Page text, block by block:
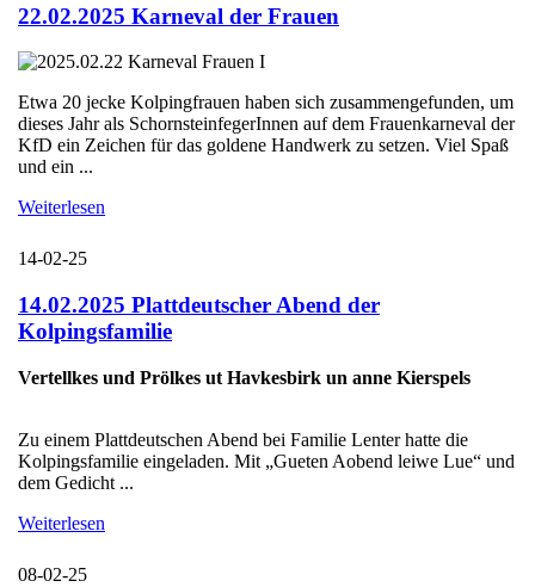
22.02.2025 Karneval der Frauen
Etwa 20 jecke Kolpingfrauen haben sich zusammengefunden, um
dieses Jahr als SchornsteinfegerInnen auf dem Frauenkarneval der
KfD ein Zeichen für das goldene Handwerk zu setzen. Viel Spaß
und ein ...
Weiterlesen
14-02-25
14.02.2025 Plattdeutscher Abend der
Kolpingsfamilie
Vertellkes und Prölkes ut Havkesbirk un anne Kierspels
Zu einem Plattdeutschen Abend bei Familie Lenter hatte die
Kolpingsfamilie eingeladen. Mit „Gueten Aobend leiwe Lue“ und
dem Gedicht ...
Weiterlesen
08-02-25